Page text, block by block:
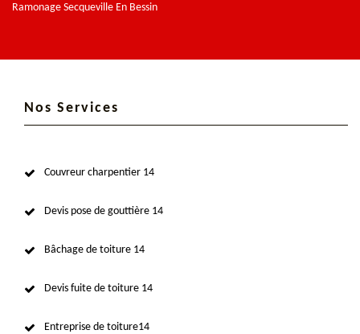
Ramonage Secqueville En Bessin
Nos Services
Couvreur charpentier 14
Devis pose de gouttière 14
Bâchage de toiture 14
Devis fuite de toiture 14
Entreprise de toiture14